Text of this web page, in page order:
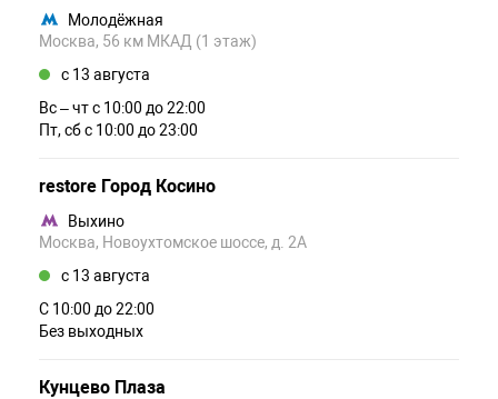
Молодёжная
Москва, 56 км МКАД (1 этаж)
c 13 августа
Вс – чт c 10:00 до 22:00
Пт, сб c 10:00 до 23:00
restore Город Косино
Выхино
Москва, Новоухтомское шоссе, д. 2А
c 13 августа
С 10:00 до 22:00
Без выходных
Кунцево Плаза